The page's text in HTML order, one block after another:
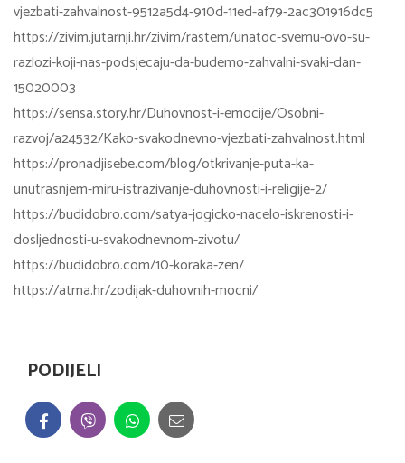
vjezbati-zahvalnost-9512a5d4-910d-11ed-af79-2ac301916dc5
https://zivim.jutarnji.hr/zivim/rastem/unatoc-svemu-ovo-su-
razlozi-koji-nas-podsjecaju-da-budemo-zahvalni-svaki-dan-
15020003
https://sensa.story.hr/Duhovnost-i-emocije/Osobni-
razvoj/a24532/Kako-svakodnevno-vjezbati-zahvalnost.html
https://pronadjisebe.com/blog/otkrivanje-puta-ka-
unutrasnjem-miru-istrazivanje-duhovnosti-i-religije-2/
https://budidobro.com/satya-jogicko-nacelo-iskrenosti-i-
dosljednosti-u-svakodnevnom-zivotu/
https://budidobro.com/10-koraka-zen/
https://atma.hr/zodijak-duhovnih-mocni/
PODIJELI